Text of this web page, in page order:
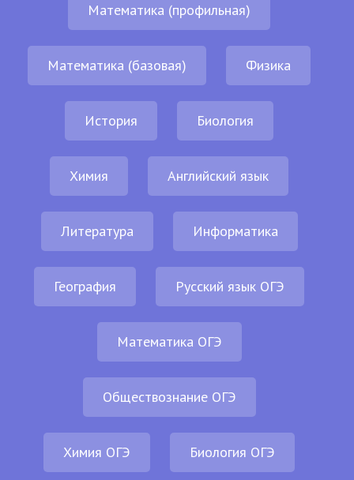
Математика (профильная)
Математика (базовая) Физика
История Биология
Химия Английский язык
Литература Информатика
География Русский язык ОГЭ
Математика ОГЭ
Обществознание ОГЭ
Химия ОГЭ Биология ОГЭ